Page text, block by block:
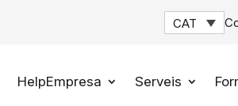
CAT
HelpEmpresa Serveis